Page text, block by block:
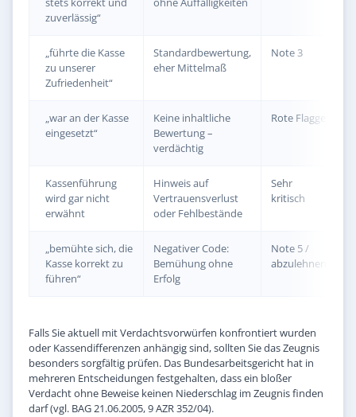
zuverlässig“
„führte die Kasse
zu unserer
Zufriedenheit“
Standardbewertung,
eher Mittelmaß
Note 3
„war an der Kasse
eingesetzt“
Keine inhaltliche
Bewertung –
verdächtig
Rote Flagge
Kassenführung
wird gar nicht
erwähnt
Hinweis auf
Vertrauensverlust
oder Fehlbestände
Sehr
kritisch
„bemühte sich, die
Kasse korrekt zu
führen“
Negativer Code:
Bemühung ohne
Erfolg
Note 5 /
abzulehnen
Falls Sie aktuell mit Verdachtsvorwürfen konfrontiert wurden
oder Kassendifferenzen anhängig sind, sollten Sie das Zeugnis
besonders sorgfältig prüfen. Das Bundesarbeitsgericht hat in
mehreren Entscheidungen festgehalten, dass ein bloßer
Verdacht ohne Beweise keinen Niederschlag im Zeugnis finden
darf (vgl. BAG 21.06.2005, 9 AZR 352/04).